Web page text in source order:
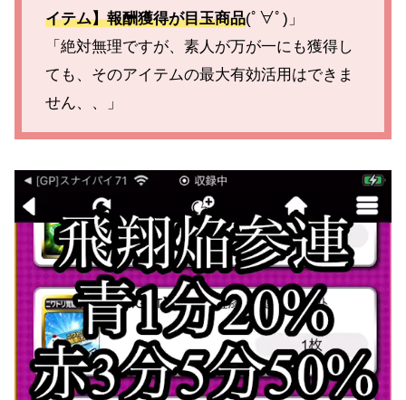
イテム】報酬獲得が目玉商品(ﾟ∀ﾟ)」
「絶対無理ですが、素人が万が一にも獲得し
ても、そのアイテムの最大有効活用はできま
せん、、」